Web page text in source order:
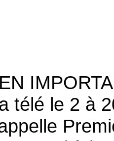
télé le 2 à